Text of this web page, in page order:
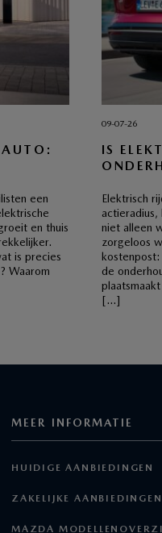
AUTO:
een
en thuis
is precies
Waarom
09-07-26
IS
Elektrisch
niet alleen
zorgeloos
de
[…]
MEER INFORMATIE
HUIDIGE AANBIEDINGEN
ZAKELIJKE AANBIEDINGEN
MAZDA